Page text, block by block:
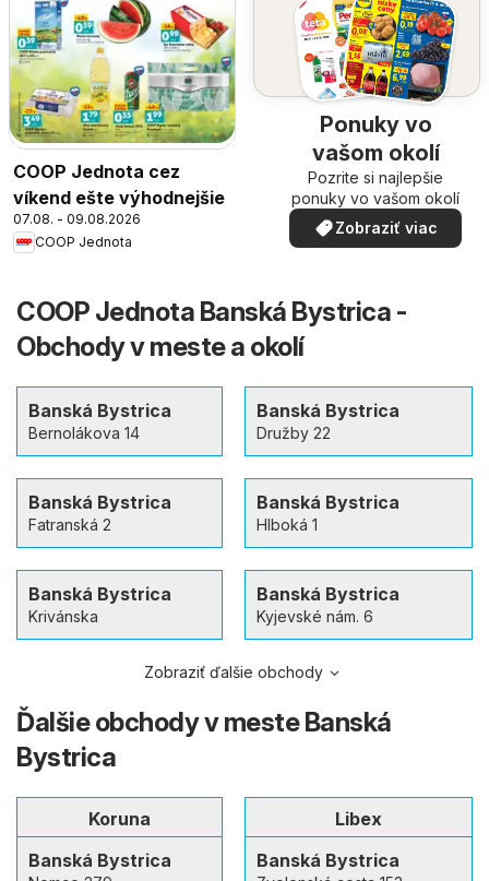
COOP Jednota cez
víkend ešte výhodnejšie
07.08. - 09.08.2026
COOP Jednota
Ponuky vo
vašom okolí
Pozrite si najlepšie
ponuky vo vašom okolí
Zobraziť viac
COOP Jednota Banská Bystrica -
Obchody v meste a okolí
Banská Bystrica
Bernolákova 14
Banská Bystrica
Družby 22
Banská Bystrica
Fatranská 2
Banská Bystrica
Hlboká 1
Banská Bystrica
Krivánska
Banská Bystrica
Kyjevské nám. 6
Zobraziť ďalšie obchody
Ďalšie obchody v meste Banská
Bystrica
Koruna
Banská Bystrica
Libex
Banská Bystrica